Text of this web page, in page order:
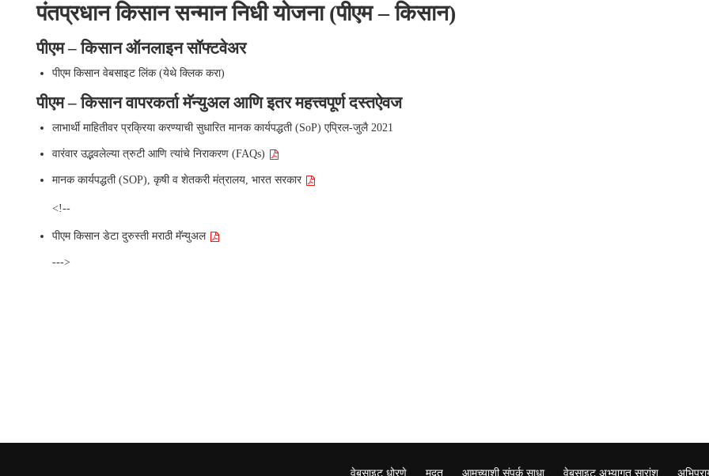
पंतप्रधान किसान सन्मान निधी योजना (पीएम – किसान)
पीएम – किसान ऑनलाइन सॉफ्टवेअर
पीएम किसान वेबसाइट लिंक (येथे क्लिक करा)
पीएम – किसान वापरकर्ता मॅन्युअल आणि इतर महत्त्वपूर्ण दस्तऐवज
लाभार्थी माहितीवर प्रक्रिया करण्याची सुधारित मानक कार्यपद्धती (SoP) एप्रिल-जुलै 2021
वारंवार उद्भवलेल्या त्रुटी आणि त्यांचे निराकरण (FAQs)
मानक कार्यपद्धती (SOP), कृषी व शेतकरी मंत्रालय, भारत सरकार
<!--
पीएम किसान डेटा दुरुस्ती मराठी मॅन्युअल
--->
वेबसाइट धोरणे मदत आमच्याशी संपर्क साधा वेबसाइट अभ्यागत सारांश